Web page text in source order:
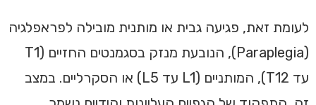
לעומת זאת, פגיעה גבית או מותנית מובילה לפראפלגיה
(Paraplegia), הנובעת מנזק בסגמנטים החזיים (T1
עד T12), המותניים (L1 עד L5) או הסקרליים. במצב